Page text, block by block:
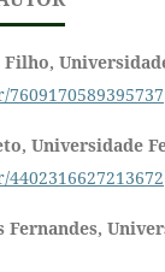
Filho,
Universidade
Fernandes,